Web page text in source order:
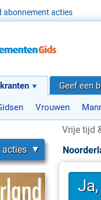
abonnement acties
Vrouwen
Geef een
Vrije tijd
acties
Ja,